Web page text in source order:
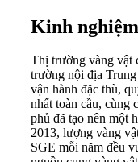
Kinh
Thị trường vàng vật
trường nội địa
vận hành đặc thù,
nhất toàn cầu, cùng
phủ đã tạo nên một
2013, lượng vàng
SGE mỗi năm đều